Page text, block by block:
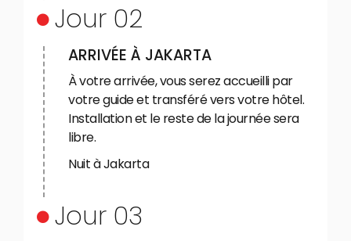
Jour 02
ARRIVÉE À JAKARTA
À votre arrivée, vous serez accueilli par
votre guide et transféré vers votre hôtel.
Installation et le reste de la journée sera
libre.
Nuit à Jakarta
Jour 03